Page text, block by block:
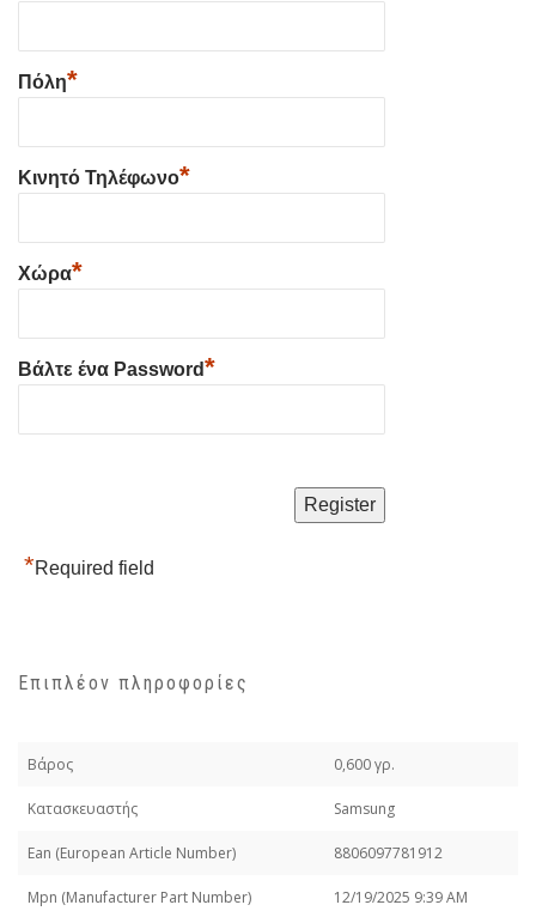
Πόλη*
Κινητό Τηλέφωνο*
Χώρα*
Βάλτε ένα Password*
*Required field
Επιπλέον πληροφορίες
Βάρος 0,600 γρ.
Κατασκευαστής Samsung
Εan (European Article Number) 8806097781912
Mpn (Manufacturer Part Number) 12/19/2025 9:39 AM